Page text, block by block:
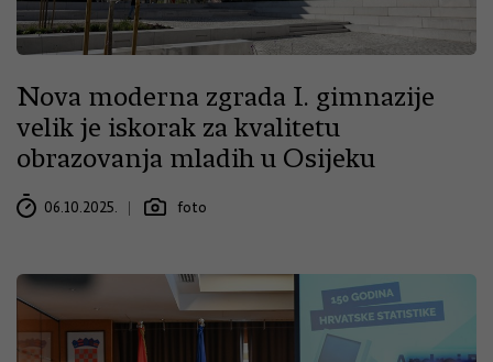
Nova moderna zgrada I. gimnazije
velik je iskorak za kvalitetu
obrazovanja mladih u Osijeku
06.10.2025. foto